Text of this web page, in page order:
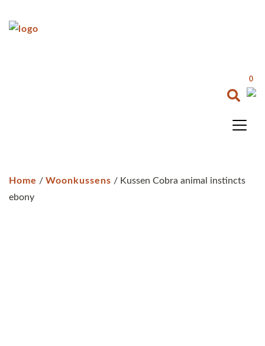
0
Home / Woonkussens / Kussen Cobra animal instincts
ebony